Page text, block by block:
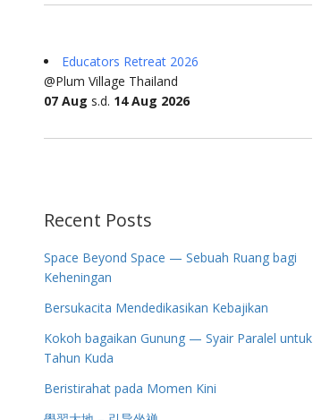
Educators Retreat 2026
@Plum Village Thailand
07 Aug s.d. 14 Aug 2026
Recent Posts
Space Beyond Space — Sebuah Ruang bagi
Keheningan
Bersukacita Mendedikasikan Kebajikan
Kokoh bagaikan Gunung — Syair Paralel untuk
Tahun Kuda
Beristirahat pada Momen Kini